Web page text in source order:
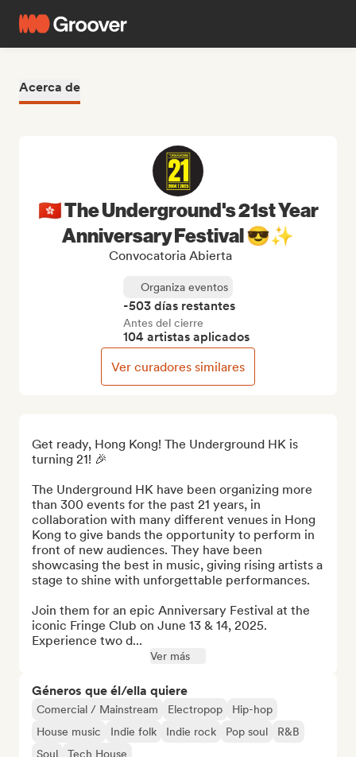
Acerca de
Get ready, Hong Kong! The Underground HK is
turning 21! 🎉
The Underground HK have been organizing more
than 300 events for the past 21 years, in
collaboration with many different venues in Hong
Kong to give bands the opportunity to perform in
front of new audiences. They have been
showcasing the best in music, giving rising artists a
stage to shine with unforgettable performances.
Join them for an epic Anniversary Festival at the
iconic Fringe Club on June 13 & 14, 2025.
Experience two d...
Ver más
Géneros que él/ella quiere
Comercial / Mainstream Electropop
Hip-hop
House music
Indie folk Indie rock Pop soul
R&B
Soul
Tech House
🇭🇰 The Underground's 21st Year
Anniversary Festival 😎✨
Convocatoria Abierta
Organiza eventos
-503 días restantes
Antes del cierre
104 artistas aplicados
Ver curadores similares